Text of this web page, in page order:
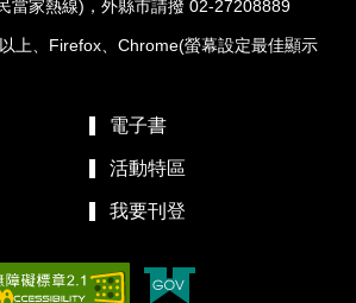
當家熱線)，外縣市請撥 02-27208889
上、Firefox、Chrome(螢幕設定最佳顯示
電子書
活動特區
我要刊登